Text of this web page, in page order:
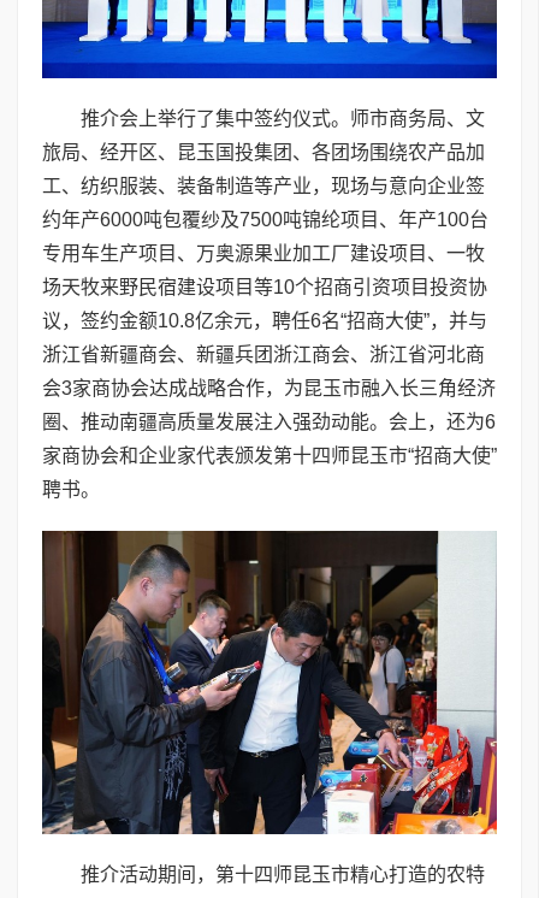
推介会上举行了集中签约仪式。师市商务局、文
旅局、经开区、昆玉国投集团、各团场围绕农产品加
工、纺织服装、装备制造等产业，现场与意向企业签
约年产6000吨包覆纱及7500吨锦纶项目、年产100台
专用车生产项目、万奥源果业加工厂建设项目、一牧
场天牧来野民宿建设项目等10个招商引资项目投资协
议，签约金额10.8亿余元，聘任6名“招商大使”，并与
浙江省新疆商会、新疆兵团浙江商会、浙江省河北商
会3家商协会达成战略合作，为昆玉市融入长三角经济
圈、推动南疆高质量发展注入强劲动能。会上，还为6
家商协会和企业家代表颁发第十四师昆玉市“招商大使”
聘书。
推介活动期间，第十四师昆玉市精心打造的农特